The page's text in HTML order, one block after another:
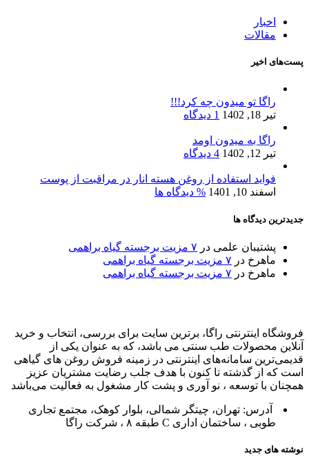
اخبار
مقالات
پست‌های اخیر
راگا تو میدون چه کرد!!!
تیر 18, 1402
1 دیدگاه
راگا به میدون اومد
تیر 12, 1402
4 دیدگاه
فواید استفاده از روغن هسته انار در مراقبت از پوست
اسفند 10, 1401
% دیدگاه ها
جدیدترین دیدگاه ها
پشتیبان علمی در ۷ مزیت برجسته گیاه براهمی
ماهرخ در ۷ مزیت برجسته گیاه براهمی
ماهرخ در ۷ مزیت برجسته گیاه براهمی
فروشگاه اینترنتی راگا، برترین سایت برای بررسی، انتخاب و خرید
آنلاین محصولات طب سنتی می باشد، که به عنوان یکی از
قدیمی‌ترین سامانه‌های اینترنتی در زمینه فروش روغن های گیاهی
است که از گذشته تا کنون با هدف جلب رضایت مشتریان عزیز
همچنان با توسعه ، نو آوری و پشت کار مشغول به فعالیت می‌باشد
آدرس: تهران، چیتگر شمالی، بلوار کوهک، مجتمع تجاری
طوبی ، ساختمان اداری C طبقه ۸ ، شرکت راگا
نوشته های جدید